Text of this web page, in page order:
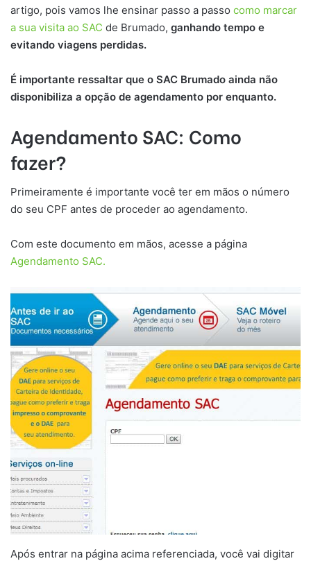
artigo, pois vamos lhe ensinar passo a passo como marcar
a sua visita ao SAC de Brumado, ganhando tempo e
evitando viagens perdidas.
É importante ressaltar que o SAC Brumado ainda não
disponibiliza a opção de agendamento por enquanto.
Agendamento SAC: Como
fazer?
Primeiramente é importante você ter em mãos o número
do seu CPF antes de proceder ao agendamento.
Com este documento em mãos, acesse a página
Agendamento SAC.
Após entrar na página acima referenciada, você vai digitar